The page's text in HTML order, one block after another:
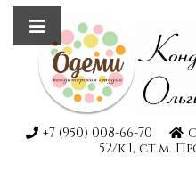
+7 (950) 008-66-70
52/к.1, ст.м.